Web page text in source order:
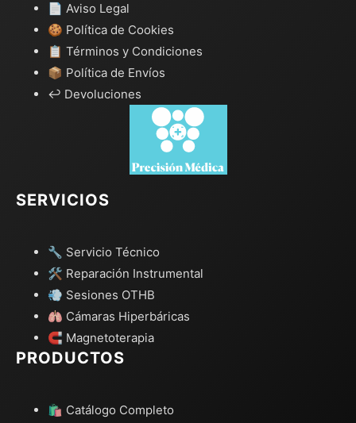
📄 Aviso Legal
🍪 Política de Cookies
📋 Términos y Condiciones
📦 Política de Envíos
↩️ Devoluciones
SERVICIOS
🔧 Servicio Técnico
🛠️ Reparación Instrumental
💨 Sesiones OTHB
🫁 Cámaras Hiperbáricas
🧲 Magnetoterapia
PRODUCTOS
🛍️ Catálogo Completo